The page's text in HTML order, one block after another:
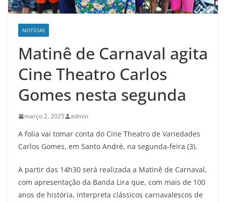
NOTÍCIAS
Matinê de Carnaval agita
Cine Theatro Carlos
Gomes nesta segunda
março 2, 2025 admin
A folia vai tomar conta do Cine Theatro de Variedades
Carlos Gomes, em Santo André, na segunda-feira (3).
A partir das 14h30 será realizada a Matinê de Carnaval,
com apresentação da Banda Lira que, com mais de 100
anos de história, interpreta clássicos carnavalescos de